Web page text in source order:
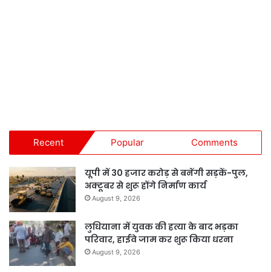
Recent Popular Comments
यूपी में 30 हजार करोड़ से बनेंगी सड़कें-पुल,
अक्टूबर से शुरू होंगे निर्माण कार्य
August 9, 2026
लुधियाना में युवक की हत्या के बाद भड़का
परिवार, हाईवे जाम कर शुरू किया धरना
August 9, 2026